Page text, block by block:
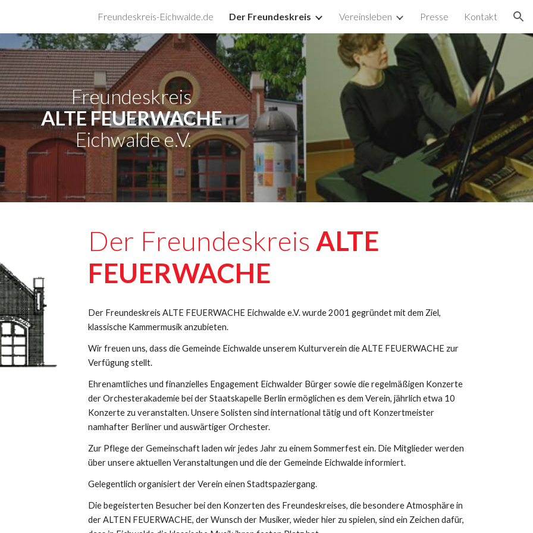
Skip to navigation
Freundeskreis-Eichwalde.de Der Freundeskreis Vereinsleben Presse Kontakt
Freundeskreis
ALTE FEUERWACHE
Eichwalde e.V.
Der Freundeskreis ALTE
FEUERWACHE
Der Freundeskreis ALTE FEUERWACHE Eichwalde e.V. wurde 2001 gegründet mit dem Ziel,
klassische Kammermusik anzubieten.
Wir freuen uns, dass die Gemeinde Eichwalde unserem Kulturverein die ALTE FEUERWACHE zur
Verfügung stellt.
Ehrenamtliches und finanzielles Engagement Eichwalder Bürger sowie die regelmäßigen Konzerte
der Orchesterakademie bei der Staatskapelle Berlin ermöglichen es dem Verein, jährlich etwa 10
Konzerte zu veranstalten. Unsere Solisten sind international tätig und oft Konzertmeister
namhafter Berliner und auswärtiger Orchester.
Zur Pflege der Gemeinschaft laden wir jedes Jahr zu einem Sommerfest ein. Die Mitglieder werden
über unsere aktuellen Veranstaltungen und die der Gemeinde Eichwalde informiert.
Gelegentlich organisiert der Verein einen Stadtspaziergang.
Die begeisterten Besucher bei den Konzerten des Freundeskreises, die besondere Atmosphäre in
der ALTEN FEUERWACHE, der Wunsch der Musiker, wieder hier zu spielen, sind ein Zeichen dafür,